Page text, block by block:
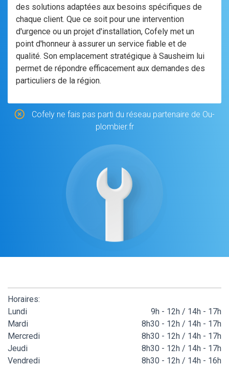
des solutions adaptées aux besoins spécifiques de
chaque client. Que ce soit pour une intervention
d'urgence ou un projet d'installation, Cofely met un
point d'honneur à assurer un service fiable et de
qualité. Son emplacement stratégique à Sausheim lui
permet de répondre efficacement aux demandes des
particuliers de la région.
Cofely ne fais pas parti du réseau partenaire de Ou-
plombier.fr
Horaires:
Lundi
9h - 12h / 14h - 17h
Mardi
8h30 - 12h / 14h - 17h
Mercredi
8h30 - 12h / 14h - 17h
Jeudi
8h30 - 12h / 14h - 17h
Vendredi
8h30 - 12h / 14h - 16h